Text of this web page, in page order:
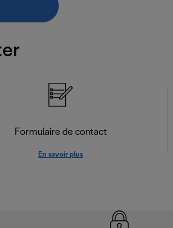
Formulaire de contact
En savoir plus